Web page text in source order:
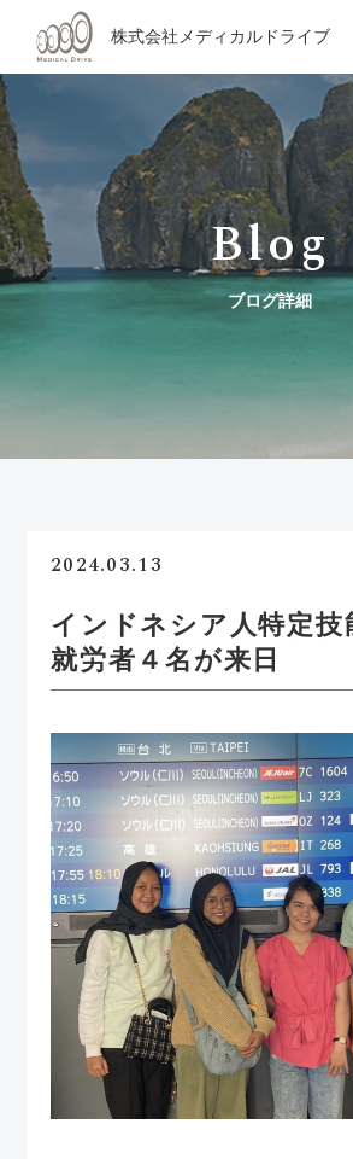
株式会社メディカルドライブ
Blog
ブログ詳細
2024.03.13
インドネシア人特定技
就労者４名が来日